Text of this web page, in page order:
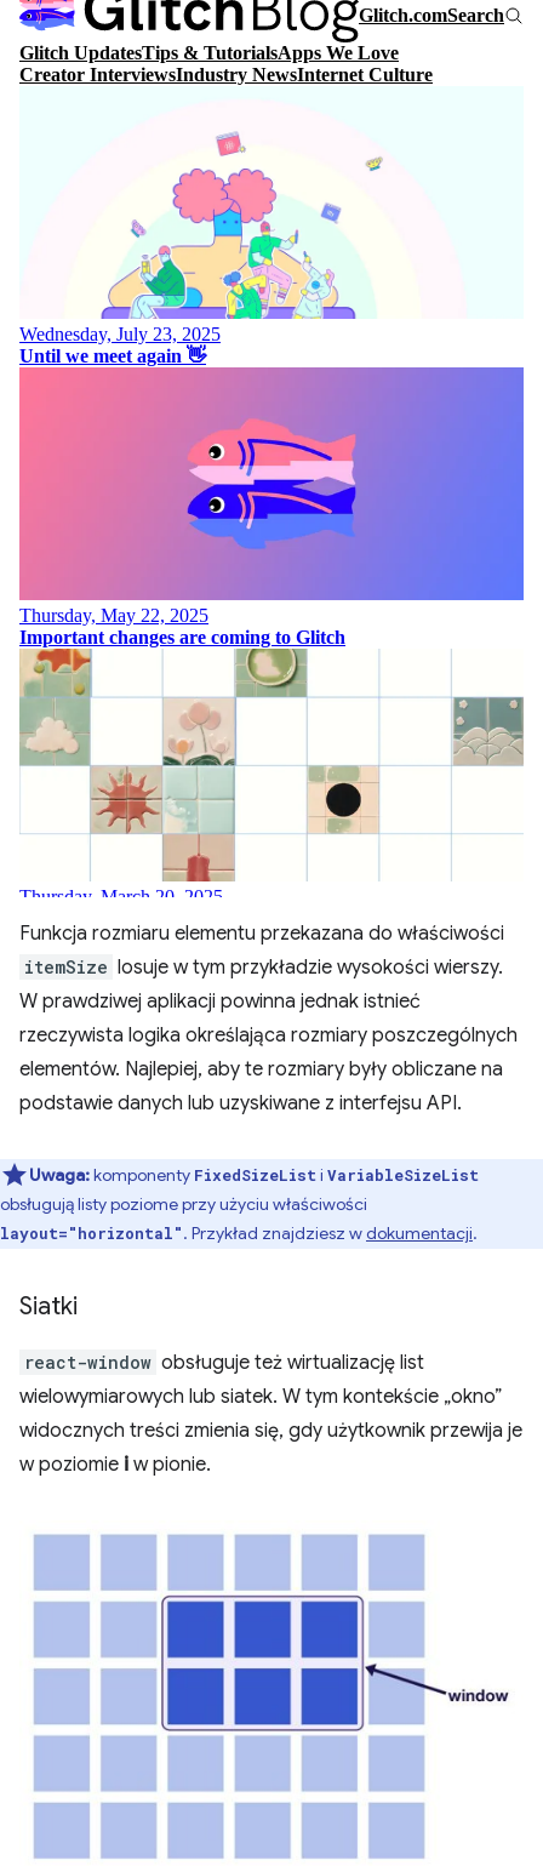
Funkcja rozmiaru elementu przekazana do właściwości
itemSize losuje w tym przykładzie wysokości wierszy.
W prawdziwej aplikacji powinna jednak istnieć
rzeczywista logika określająca rozmiary poszczególnych
elementów. Najlepiej, aby te rozmiary były obliczane na
podstawie danych lub uzyskiwane z interfejsu API.
Uwaga:komponenty FixedSizeList i VariableSizeList
obsługują listy poziome przy użyciu właściwości
layout="horizontal". Przykład znajdziesz wdokumentacji.
Siatki
react-window obsługuje też wirtualizację list
wielowymiarowych lub siatek. W tym kontekście „okno”
widocznych treści zmienia się, gdy użytkownik przewija je
w poziomie i w pionie.